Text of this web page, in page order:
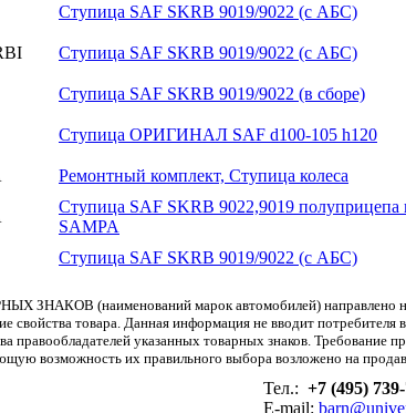
Ступица SAF SKRB 9019/9022 (с АБС)
Ступица SAF SKRB 9019/9022 (с АБС)
Ступица SAF SKRB 9019/9022 (в сборе)
Ступица ОРИГИНАЛ SAF d100-105 h120
Ремонтный комплект, Ступица колеса
Ступица SAF SKRB 9022,9019 полуприцепа
SAMPA
Ступица SAF SKRB 9019/9022 (с АБС)
ЗНАКОВ (наименований марок автомобилей) направлено
свойства товара. Данная информация не вводит
правообладателей указанных товарных знаков.
возможность их правильного выбора возложено на
Тел.: +7 (495)
E-mail: